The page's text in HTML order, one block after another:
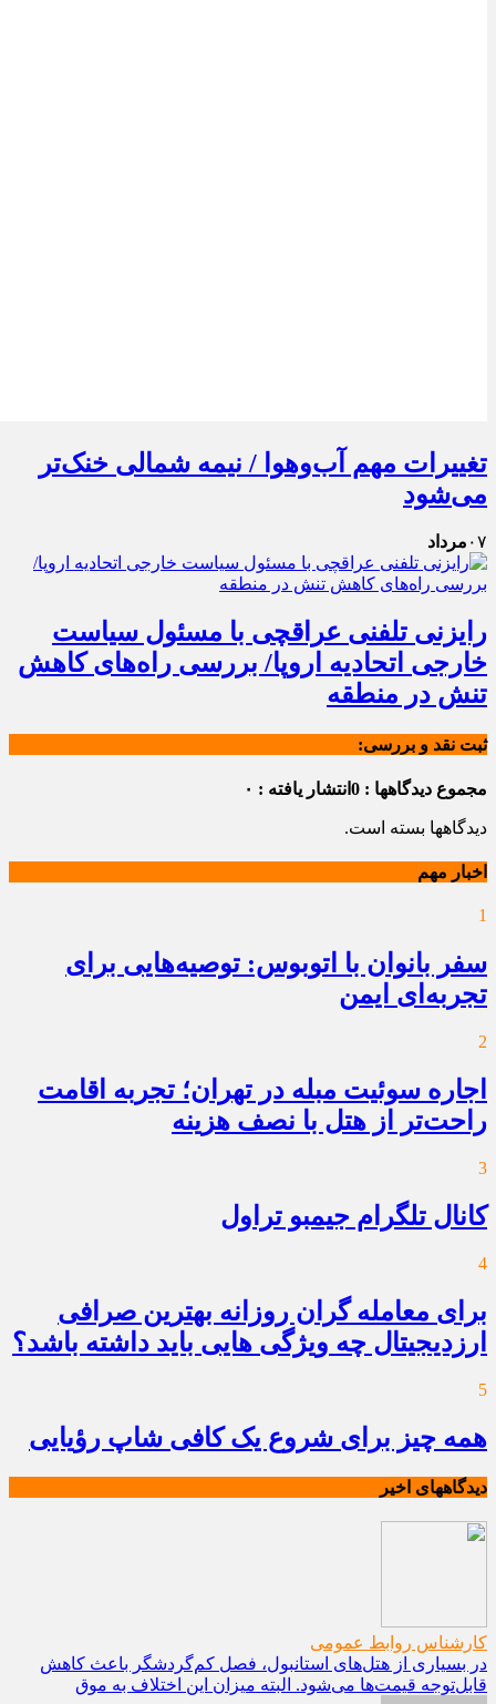
تغییرات مهم آب‌وهوا / نیمه شمالی خنک‌تر
می‌شود
۰۷ مرداد
رایزنی تلفنی عراقچی با مسئول سیاست
خارجی اتحادیه اروپا/ بررسی راه‌های کاهش
تنش در منطقه
ثبت نقد و بررسی:
مجموع دیدگاهها : 0 انتشار یافته : ۰
دیدگاهها بسته است.
اخبار مهم
1
سفر بانوان با اتوبوس: توصیه‌هایی برای
تجربه‌ای ایمن
2
اجاره سوئیت مبله در تهران؛ تجربه اقامت
راحت‌تر از هتل با نصف هزینه
3
کانال تلگرام جیمبو تراول
4
برای معامله گران روزانه بهترین صرافی
ارزدیجیتال چه ویژگی هایی باید داشته باشد؟
5
همه چیز برای شروع یک کافی شاپ رؤیایی
دیدگاههای اخیر
کارشناس روابط عمومی
در بسیاری از هتل‌های استانبول، فصل کم‌گردشگر باعث کاهش
قابل‌توجه قیمت‌ها می‌شود. البته میزان این اختلاف به موق